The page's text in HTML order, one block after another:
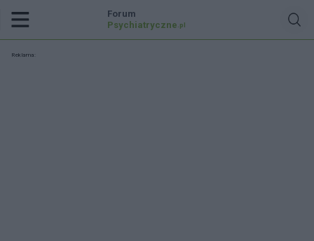
Forum
Psychiatryczne .pl
Reklama: